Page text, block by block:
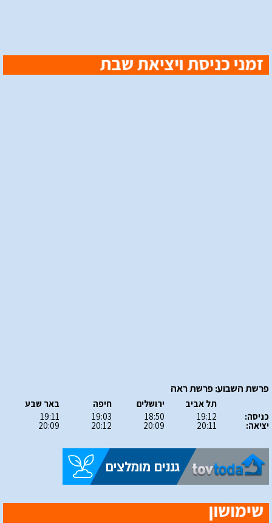
פרשת השבוע: פרשת ראה
כניסה:
יציאה:
תל אביב
19:12
20:11
ירושלים
18:50
20:09
חיפה
19:03
20:12
באר שבע
19:11
20:09